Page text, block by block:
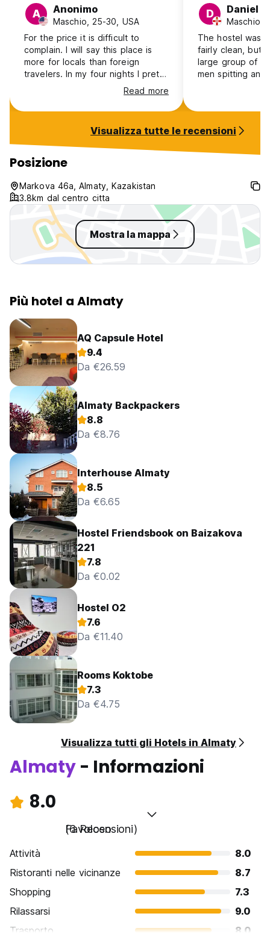
A Anonimo
Maschio, 25-30, USA
For the price it is difficult to
complain. I will say this place is
more for locals than foreign
travelers. In my four nights I pretty
much had different roommates
each night. It seemed to be a
place that 40+ year old locals
in after 10pm. Overall the facilities
are not bad. But they didnt
change the trash or clean the
rooms at all during my stay. If you
just need a bed this place is
good. If you are looking to make
friends, maybe not the best place
for you.
Read more
D Daniel
The hostel was
fairly clean, but
large group of
men spitting and
about 3am.
Visualizza tutte le recensioni
Posizione
Markova 46a, Almaty, Kazakistan
3.8km dal centro citta
Mostra la mappa
Più hotel a Almaty
AQ Capsule Hotel
9.4
Da €26.59
Almaty Backpackers
8.8
Da €8.76
Interhouse Almaty
8.5
Da €6.65
Hostel Friendsbook on Baizakova
221
7.8
Da €0.02
Hostel O2
7.6
Da €11.40
Rooms Koktobe
7.3
Da €4.75
Visualizza tutti gli Hotels in Almaty
Almaty- Informazioni
8.0
Favoloso
(6 Recensioni)
Attività
8.0
Ristoranti nelle vicinanze
8.7
Shopping
7.3
Rilassarsi
9.0
Trasporto
8.0